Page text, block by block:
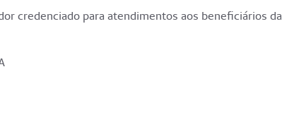
credenciado para atendimentos aos beneficiários da